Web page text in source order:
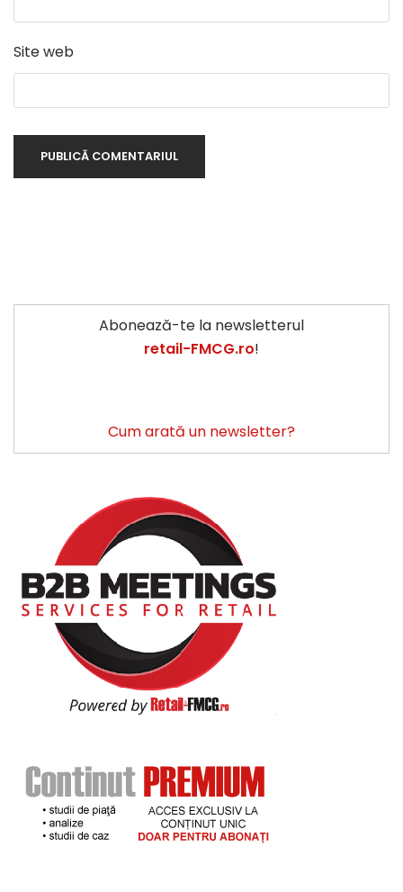
Site web
Abonează-te la newsletterul
retail-FMCG.ro!
Cum arată un newsletter?